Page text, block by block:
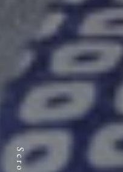
Scroll